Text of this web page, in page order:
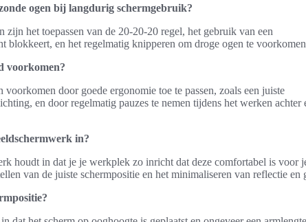
ogen bij langdurig schermgebruik?
zijn het toepassen van de 20-20-20 regel, het gebruik van een
blokkeert, en het regelmatig knipperen om droge ogen te
voorkomen?
door goede ergonomie toe te passen, zoals een juiste
en door regelmatig pauzes te nemen tijdens het werken achter
in?
houdt in dat je je werkplek zo inricht dat deze comfortabel is voor
van de juiste schermpositie en het minimaliseren van reflectie en